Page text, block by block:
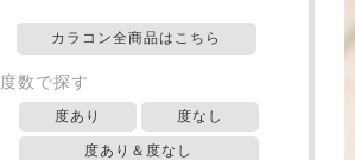
カラコン全商品はこちら
度数で探す
度あり 度なし
度あり＆度なし